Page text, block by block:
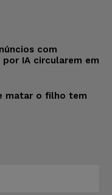
com
IA circularem em
matar o filho tem